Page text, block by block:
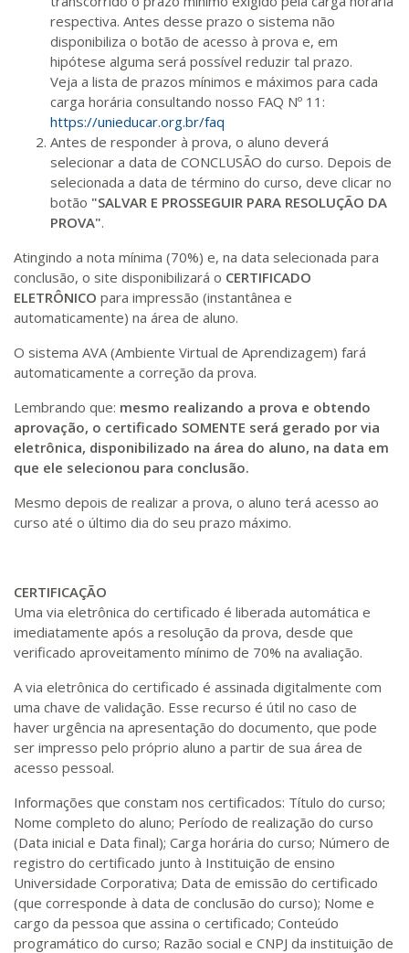
respectiva. Antes desse prazo o sistema não
disponibiliza o botão de acesso à prova e, em
hipótese alguma será possível reduzir tal prazo.
Veja a lista de prazos mínimos e máximos para cada
carga horária consultando nosso FAQ Nº 11:
https://unieducar.org.br/faq
Antes de responder à prova, o aluno deverá
selecionar a data de CONCLUSÃO do curso. Depois de
selecionada a data de término do curso, deve clicar no
botão "SALVAR E PROSSEGUIR PARA RESOLUÇÃO DA
PROVA".
Atingindo a nota mínima (70%) e, na data selecionada para
conclusão, o site disponibilizará o CERTIFICADO
ELETRÔNICO para impressão (instantânea e
automaticamente) na área de aluno.
O sistema AVA (Ambiente Virtual de Aprendizagem) fará
automaticamente a correção da prova.
Lembrando que: mesmo realizando a prova e obtendo
aprovação, o certificado SOMENTE será gerado por via
eletrônica, disponibilizado na área do aluno, na data em
que ele selecionou para conclusão.
Mesmo depois de realizar a prova, o aluno terá acesso ao
curso até o último dia do seu prazo máximo.
CERTIFICAÇÃO
Uma via eletrônica do certificado é liberada automática e
imediatamente após a resolução da prova, desde que
verificado aproveitamento mínimo de 70% na avaliação.
A via eletrônica do certificado é assinada digitalmente com
uma chave de validação. Esse recurso é útil no caso de
haver urgência na apresentação do documento, que pode
ser impresso pelo próprio aluno a partir de sua área de
acesso pessoal.
Informações que constam nos certificados: Título do curso;
Nome completo do aluno; Período de realização do curso
(Data inicial e Data final); Carga horária do curso; Número de
registro do certificado junto à Instituição de ensino
Universidade Corporativa; Data de emissão do certificado
(que corresponde à data de conclusão do curso); Nome e
cargo da pessoa que assina o certificado; Conteúdo
programático do curso; Razão social e CNPJ da instituição de